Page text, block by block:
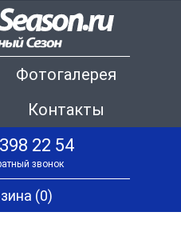
Фотогалерея
Контакты
22 54
звонок
(0)